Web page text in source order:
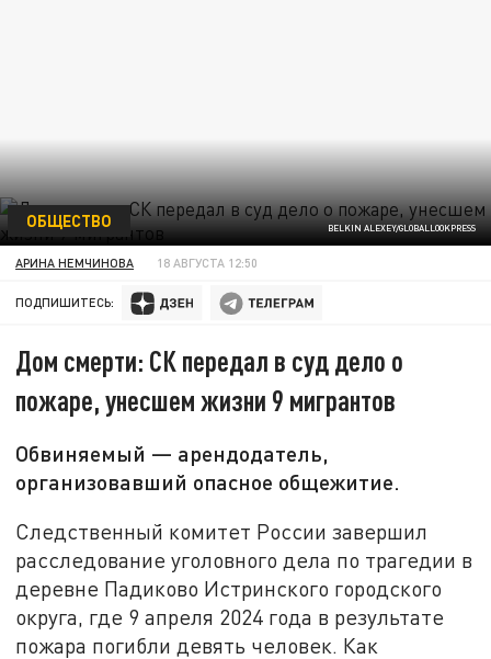
BELKIN ALEXEY/GLOBALLOOKPRESS
ОБЩЕСТВО
АРИНА НЕМЧИНОВА 18 АВГУСТА 12:50
ПОДПИШИТЕСЬ:
Дом смерти: СК передал в суд дело о
пожаре, унесшем жизни 9 мигрантов
Обвиняемый — арендодатель,
организовавший опасное общежитие.
Следственный комитет России завершил
расследование уголовного дела по трагедии в
деревне Падиково Истринского городского
округа, где 9 апреля 2024 года в результате
пожара погибли девять человек. Как